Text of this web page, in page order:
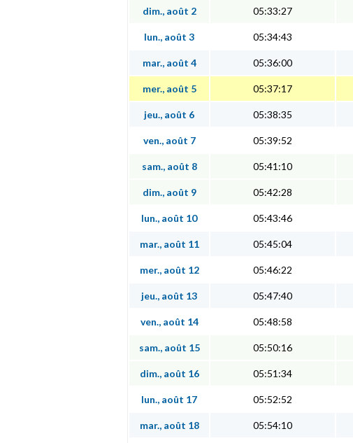
dim., août 2 05:33:27
lun., août 3 05:34:43
mar., août 4 05:36:00
mer., août 5 05:37:17
jeu., août 6 05:38:35
ven., août 7 05:39:52
sam., août 8 05:41:10
dim., août 9 05:42:28
lun., août 10 05:43:46
mar., août 11 05:45:04
mer., août 12 05:46:22
jeu., août 13 05:47:40
ven., août 14 05:48:58
sam., août 15 05:50:16
dim., août 16 05:51:34
lun., août 17 05:52:52
mar., août 18 05:54:10